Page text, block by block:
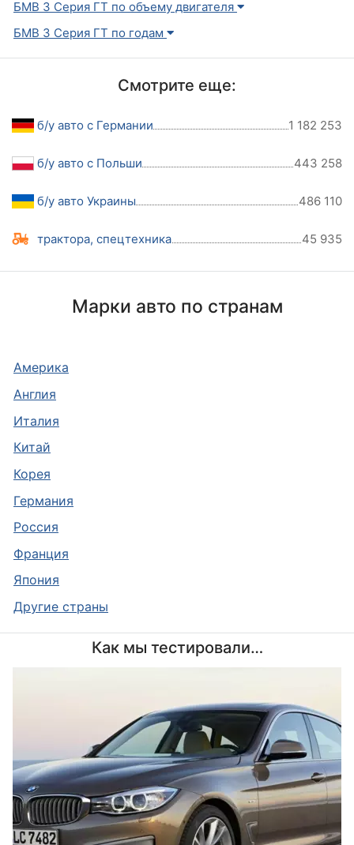
БМВ 3 Серия ГТ по объему двигателя
БМВ 3 Серия ГТ по годам
Смотрите еще:
б/у авто с Германии 1 182 253
б/у авто с Польши 443 258
б/у авто Украины 486 110
трактора, спецтехника 45 935
Марки авто по странам
Америка
Англия
Италия
Китай
Корея
Германия
Россия
Франция
Япония
Другие страны
Как мы тестировали…